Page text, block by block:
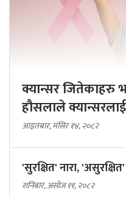
क्यान्सर जितेकाहरु
हौसलाले
आइतबार, मंसिर १४, २०८२
'सुरक्षित' नारा,
शनिबार, असोज ११, २०८२